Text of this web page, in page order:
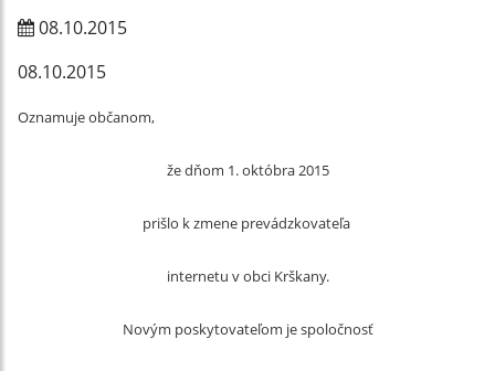
08.10.2015
08.10.2015
Oznamuje občanom,
že dňom 1. októbra 2015
prišlo k zmene prevádzkovateľa
internetu v obci Krškany.
Novým poskytovateľom je spoločnosť